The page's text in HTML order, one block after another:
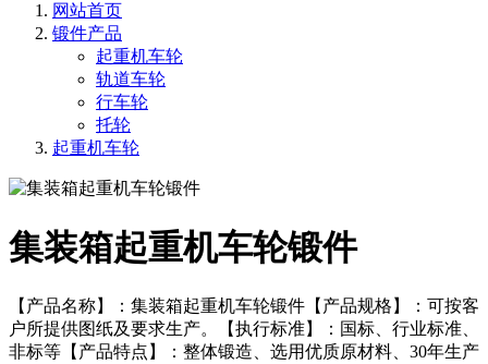
网站首页
锻件产品
起重机车轮
轨道车轮
行车轮
托轮
起重机车轮
集装箱起重机车轮锻件
【产品名称】：集装箱起重机车轮锻件【产品规格】：可按客
户所提供图纸及要求生产。【执行标准】：国标、行业标准、
非标等【产品特点】：整体锻造、选用优质原材料、30年生产